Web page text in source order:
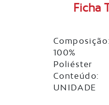
Ficha
Composição:
100%
Poliéster
Conteúdo:
UNIDADE